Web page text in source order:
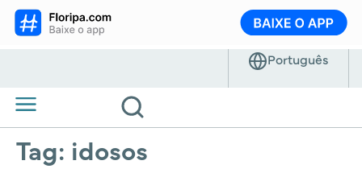
Tag: idosos